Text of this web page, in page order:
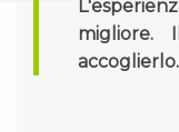
migliore.
accoglierlo.